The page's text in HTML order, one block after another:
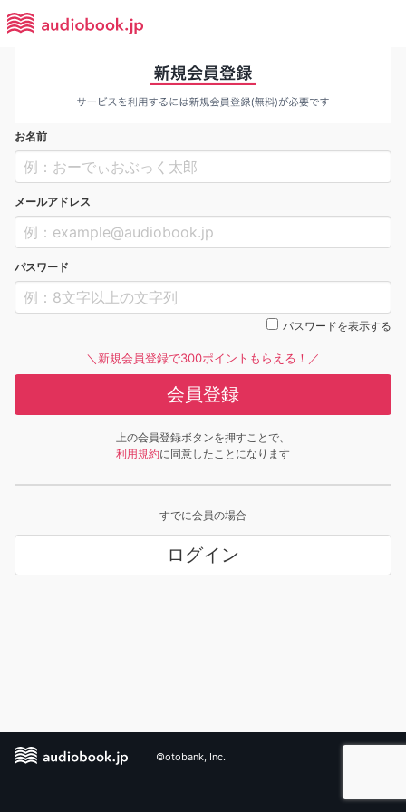
お名前
メールアドレス
パスワード
パスワードを表示する
＼新規会員登録で300ポイントもらえる！／
会員登録
上の会員登録ボタンを押すことで、
利用規約に同意したことになります
すでに会員の場合
ログイン
©otobank, Inc.